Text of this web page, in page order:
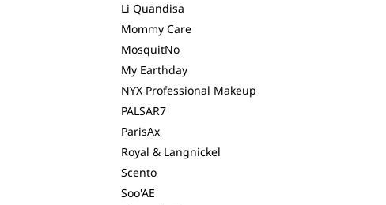
Li Quandisa
Mommy Care
MosquitNo
My Earthday
NYX Professional Makeup
PALSAR7
ParisAx
Royal & Langnickel
Scento
Soo'AE